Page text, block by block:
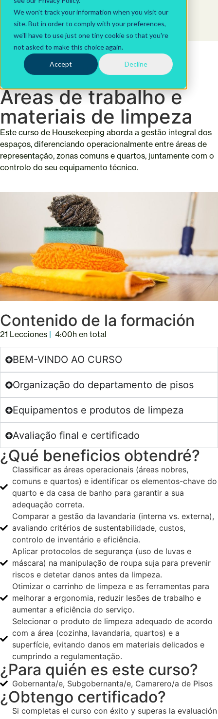
We won't track your information when you visit our
site. But in order to comply with your preferences,
we'll have to use just one tiny cookie so that you're
not asked to make this choice again.
Accept Decline
Cursos
Housekeeping
Áreas de trabalho e
materiais de limpeza
Este curso de Housekeeping aborda a gestão integral dos
espaços, diferenciando operacionalmente entre áreas de
representação, zonas comuns e quartos, juntamente com o
controlo do seu equipamento técnico.
Contenido de la formación
21 Lecciones | 4:00h en total
BEM-VINDO AO CURSO
Organização do departamento de pisos
Equipamentos e produtos de limpeza
Avaliação final e certificado
¿Qué beneficios obtendré?
Classificar as áreas operacionais (áreas nobres,
comuns e quartos) e identificar os elementos-chave do
quarto e da casa de banho para garantir a sua
adequação correta.
Comparar a gestão da lavandaria (interna vs. externa),
avaliando critérios de sustentabilidade, custos,
controlo de inventário e eficiência.
Aplicar protocolos de segurança (uso de luvas e
máscara) na manipulação de roupa suja para prevenir
riscos e detetar danos antes da limpeza.
Otimizar o carrinho de limpeza e as ferramentas para
melhorar a ergonomia, reduzir lesões de trabalho e
aumentar a eficiência do serviço.
Selecionar o produto de limpeza adequado de acordo
com a área (cozinha, lavandaria, quartos) e a
superfície, evitando danos em materiais delicados e
cumprindo a regulamentação.
¿Para quién es este curso?
Gobernanta/e, Subgobernanta/e, Camarero/a de Pisos
¿Obtengo certificado?
Si completas el curso con éxito y superas la evaluación